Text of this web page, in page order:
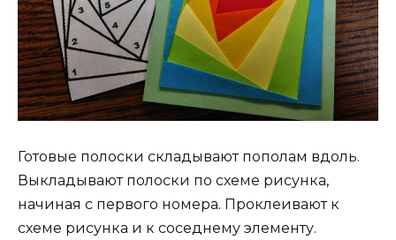
Готовые полоски складывают пополам вдоль.
Выкладывают полоски по схеме рисунка,
начиная с первого номера. Проклеивают к
схеме рисунка и к соседнему элементу.